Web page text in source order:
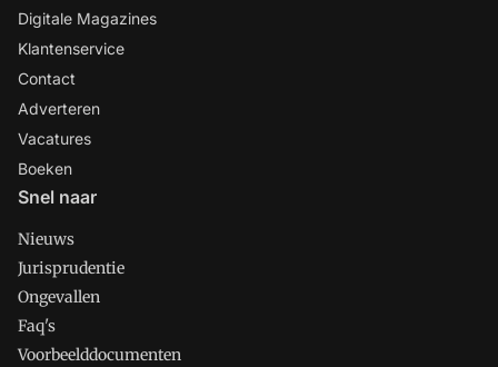
Digitale Magazines
Klantenservice
Contact
Adverteren
Vacatures
Boeken
Snel naar
Nieuws
Jurisprudentie
Ongevallen
Faq's
Voorbeelddocumenten